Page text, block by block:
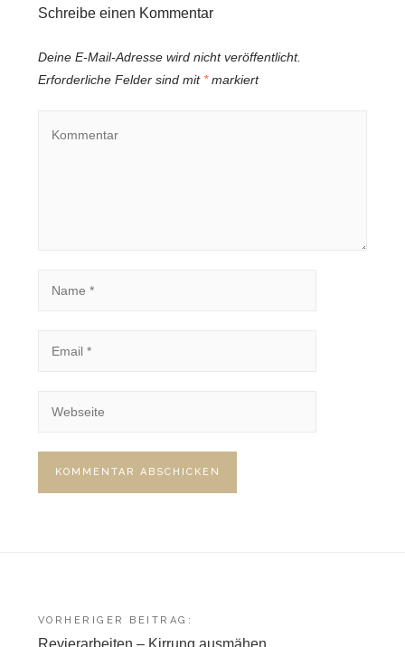
Schreibe einen Kommentar
Deine E-Mail-Adresse wird nicht veröffentlicht.
Erforderliche Felder sind mit *markiert
Beitragsnavigation
VORHERIGER BEITRAG:
Revierarbeiten – Kirrung ausmähen